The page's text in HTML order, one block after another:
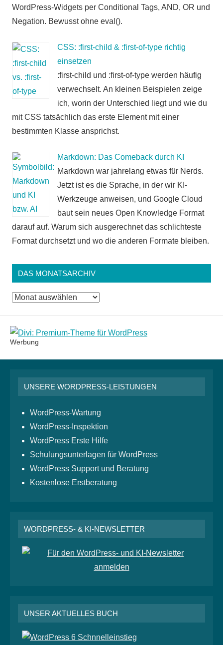
WordPress-Widgets per Conditional Tags, AND, OR und
Negation. Bewusst ohne eval().
CSS: :first-child & :first-of-type richtig
einsetzen
:first-child und :first-of-type werden häufig
verwechselt. An kleinen Beispielen zeige
ich, worin der Unterschied liegt und wie du
mit CSS tatsächlich das erste Element mit einer
bestimmten Klasse ansprichst.
Markdown: Das Comeback durch KI
Markdown war jahrelang etwas für Nerds.
Jetzt ist es die Sprache, in der wir KI-
Werkzeuge anweisen, und Google Cloud
baut sein neues Open Knowledge Format
darauf auf. Warum sich ausgerechnet das schlichteste
Format durchsetzt und wo die anderen Formate bleiben.
DAS MONATSARCHIV
Das
Werbung
UNSERE WORDPRESS-LEISTUNGEN
WordPress-Wartung
WordPress-Inspektion
WordPress Erste Hilfe
Schulungsunterlagen für WordPress
WordPress Support und Beratung
Kostenlose Erstberatung
WORDPRESS- & KI-NEWSLETTER
UNSER AKTUELLES BUCH